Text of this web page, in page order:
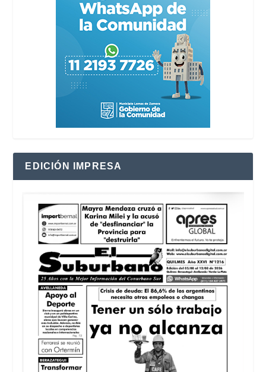
EDICIÓN IMPRESA